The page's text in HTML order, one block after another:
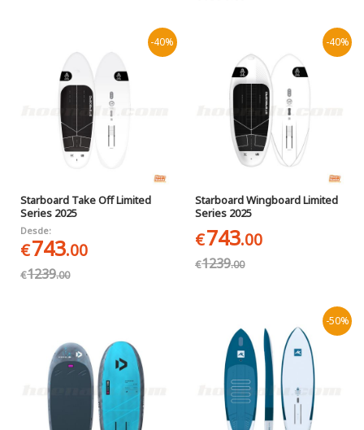
-40%
Starboard Take Off Limited
Series 2025
Desde:
€743.00
€1239.00
-40%
Starboard Wingboard Limited
Series 2025
€743.00
€1239.00
-50%